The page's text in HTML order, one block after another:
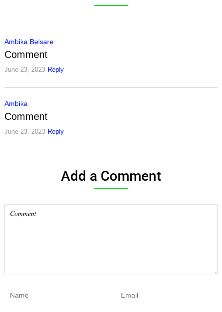
Ambika Belsare
Comment
June 23, 2023 Reply
Ambika
Comment
June 23, 2023 Reply
Add a Comment